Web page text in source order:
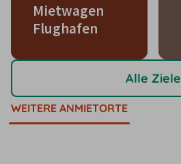
Mietwagen
Flughafen
Alle Ziele
WEITERE ANMIETORTE